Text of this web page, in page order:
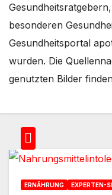
besonderen
Gesundheitsportal
wurden. Die
genutzten Bilder
ERNÄHRUNG EXPERTEN-